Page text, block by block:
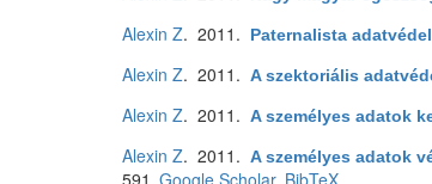
Alexin Z. 2011. Paternalista
Alexin Z. 2011. A szektoriális
Alexin Z. 2011. A személyes adatok
Alexin Z. 2011. A személyes adatok
591. Google Scholar BibTeX